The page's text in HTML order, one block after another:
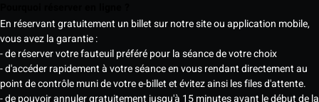
En réservant gratuitement un billet sur notre site ou application mobile,
vous avez la garantie :
- de réserver votre fauteuil préféré pour la séance de votre choix
- d'accéder rapidement à votre séance en vous rendant directement au
point de contrôle muni de votre e-billet et évitez ainsi les files d'attente.
- de pouvoir annuler gratuitement jusqu'à 15 minutes avant le début de la